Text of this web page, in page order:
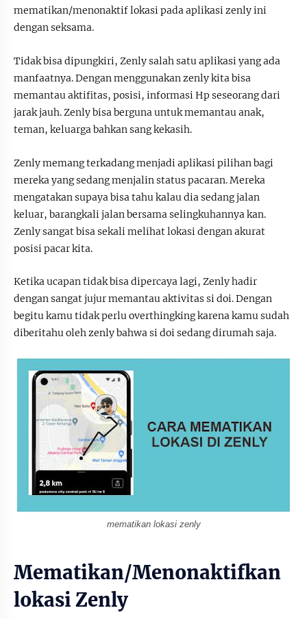
mematikan/menonaktif lokasi pada aplikasi zenly ini
dengan seksama.
Tidak bisa dipungkiri, Zenly salah satu aplikasi yang ada
manfaatnya. Dengan menggunakan zenly kita bisa
memantau aktifitas, posisi, informasi Hp seseorang dari
jarak jauh. Zenly bisa berguna untuk memantau anak,
teman, keluarga bahkan sang kekasih.
Zenly memang terkadang menjadi aplikasi pilihan bagi
mereka yang sedang menjalin status pacaran. Mereka
mengatakan supaya bisa tahu kalau dia sedang jalan
keluar, barangkali jalan bersama selingkuhannya kan.
Zenly sangat bisa sekali melihat lokasi dengan akurat
posisi pacar kita.
Ketika ucapan tidak bisa dipercaya lagi, Zenly hadir
dengan sangat jujur memantau aktivitas si doi. Dengan
begitu kamu tidak perlu overthingking karena kamu sudah
diberitahu oleh zenly bahwa si doi sedang dirumah saja.
mematikan lokasi zenly
Mematikan/Menonaktifkan
lokasi Zenly